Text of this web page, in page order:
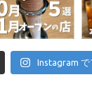
Instagram で